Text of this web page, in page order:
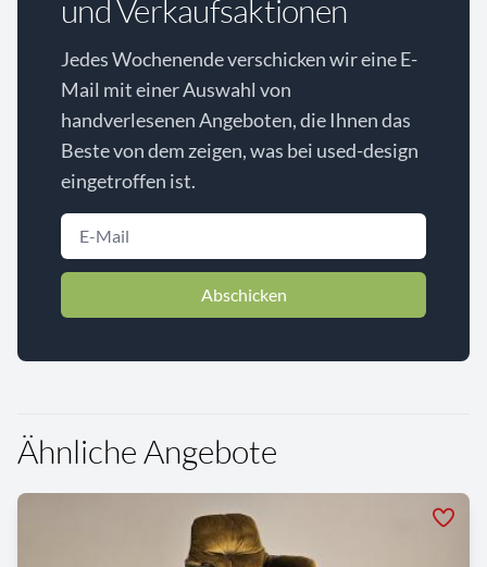
und Verkaufsaktionen
Jedes Wochenende verschicken wir eine E-
Mail mit einer Auswahl von
handverlesenen Angeboten, die Ihnen das
Beste von dem zeigen, was bei used-design
eingetroffen ist.
Abschicken
Ähnliche Angebote